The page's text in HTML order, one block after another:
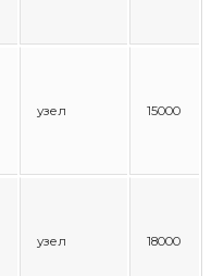
узел 15000
узел 18000